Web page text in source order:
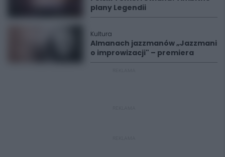
plany Legendii
Kultura
Almanach jazzmanów „Jazzmani
o improwizacji" – premiera